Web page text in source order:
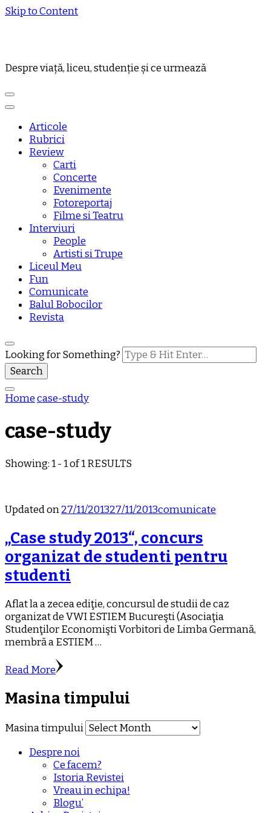
Skip to Content
Despre viață, liceu, studenție și ce urmează
Articole
Rubrici
Review
Carti
Concerte
Evenimente
Fotoreportaj
Filme si Teatru
Interviuri
People
Artisti si Trupe
Liceul Meu
Fun
Comunicate
Balul Bobocilor
Revista
Looking for Something?
Homecase-study
case-study
Showing: 1 - 1 of 1 RESULTS
Updated on27/11/201327/11/2013comunicate
„Case study 2013“, concurs
organizat de studenti pentru
studenti
Aflat la a zecea ediţie, concursul de studii de caz
organizat de VWI ESTIEM Bucureşti (Asociaţia
Studenţilor Economişti Vorbitori de Limba Germană,
membră a ESTIEM …
Read More
Masina timpului
Masina timpului
Despre noi
Ce facem?
Istoria Revistei
Vreau in echipa!
Blogu’